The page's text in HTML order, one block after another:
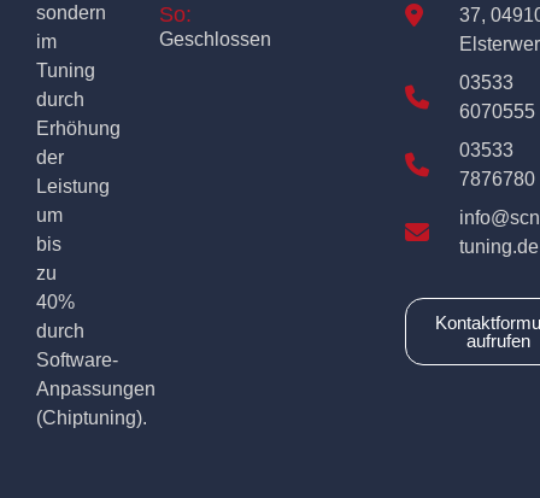
sondern
im
Tuning
durch
Erhöhung
der
Leistung
um
bis
zu
40%
durch
Software-
Anpassungen
(Chiptuning).
So:
Geschlossen
37,
03533
6070555
03533
7876780
tuning.de
aufrufen